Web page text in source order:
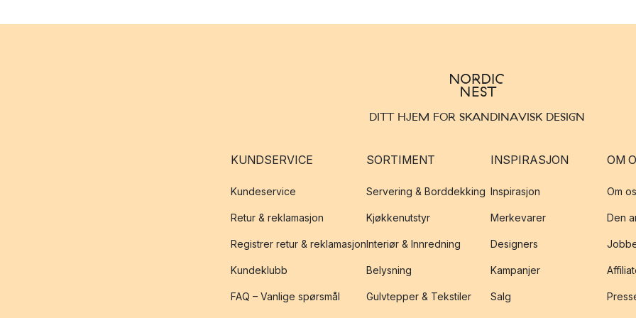
DITT HJEM FOR SKANDINAVISK DESIGN
KUNDSERVICE
Kundeservice
Retur & reklamasjon
Registrer retur & reklamasjon
Kundeklubb
FAQ – Vanlige spørsmål
SORTIMENT
Servering & Borddekking
Kjøkkenutstyr
Interiør & Innredning
Belysning
Gulvtepper & Tekstiler
INSPIRASJON
Inspirasjon
Merkevarer
Designers
Kampanjer
Salg
OM
Om
Den